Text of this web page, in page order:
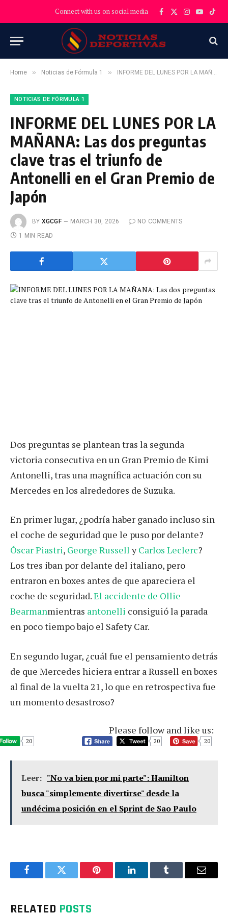
Connect with us on social media Facebook
X
Instagram
YouTube
Home » Noticias de Fórmula 1 » INFORME DEL LUNES POR LA MAÑANA: Las dos preguntas clave tras el triunfo de Antonelli en el Gran Premio de Japón
NOTICIAS DE FÓRMULA 1
INFORME DEL LUNES POR LA
MAÑANA: Las dos preguntas
clave tras el triunfo de
Antonelli en el Gran Premio de
Japón
BY XGCGF MARCH 30, 2026
NO COMMENTS
1 MIN READ
Dos preguntas se plantean tras la segunda
victoria consecutiva en un Gran Premio de Kimi
Antonelli, tras una magnífica actuación con su
Mercedes en los alrededores de Suzuka.
En primer lugar, ¿podría haber ganado incluso sin
el coche de seguridad que le puso por delante?
Óscar Piastri, George Russell yCarlos Leclerc?
Los tres iban por delante del italiano, pero
entraron en boxes antes de que apareciera el
coche de seguridad.El accidente de Ollie
Bearmanmientras antonelli consiguió la parada
en poco tiempo bajo el Safety Car.
En segundo lugar, ¿cuál fue el pensamiento detrás
de que Mercedes hiciera entrar a Russell en boxes
al final de la vuelta 21, lo que en retrospectiva fue
un momento desastroso?
Please follow and like us:
20 20 20
Leer: "No va bien por mi parte": Hamilton
busca "simplemente divertirse" desde la
undécima posición en el Sprint de Sao Paulo
FacebookTwitter Pinterest LinkedInTumblr Email
RELATED POSTS